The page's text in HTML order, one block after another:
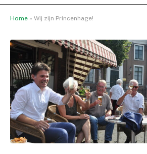
Home » Wij zijn Princenhage!